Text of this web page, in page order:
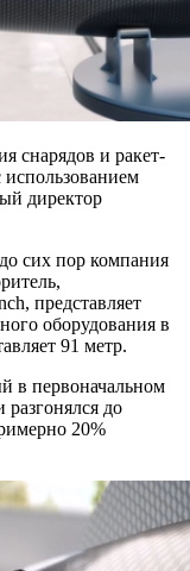
снарядов и ракет-
использованием
директор
сих пор компания
представляет
оборудования в
91 метр.
в первоначальном
до
20%